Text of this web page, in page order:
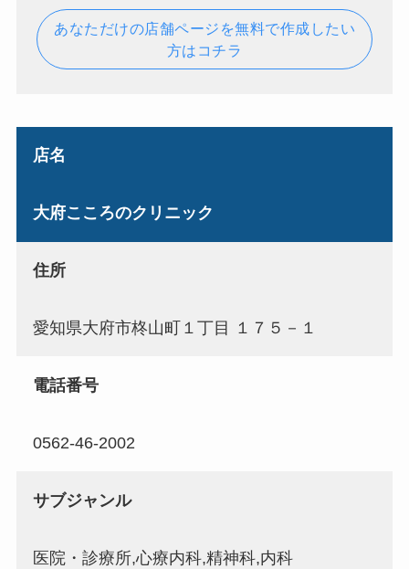
あなただけの店舗ページを無料で作成したい
方はコチラ
店名
大府こころのクリニック
住所
愛知県大府市柊山町１丁目 １７５－１
電話番号
0562-46-2002
サブジャンル
医院・診療所,心療内科,精神科,内科